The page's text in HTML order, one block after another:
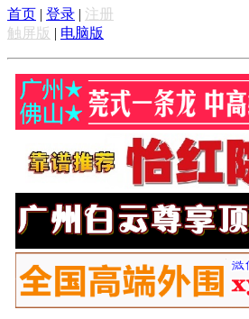
首页 | 登录 | 注册
触屏版 | 电脑版